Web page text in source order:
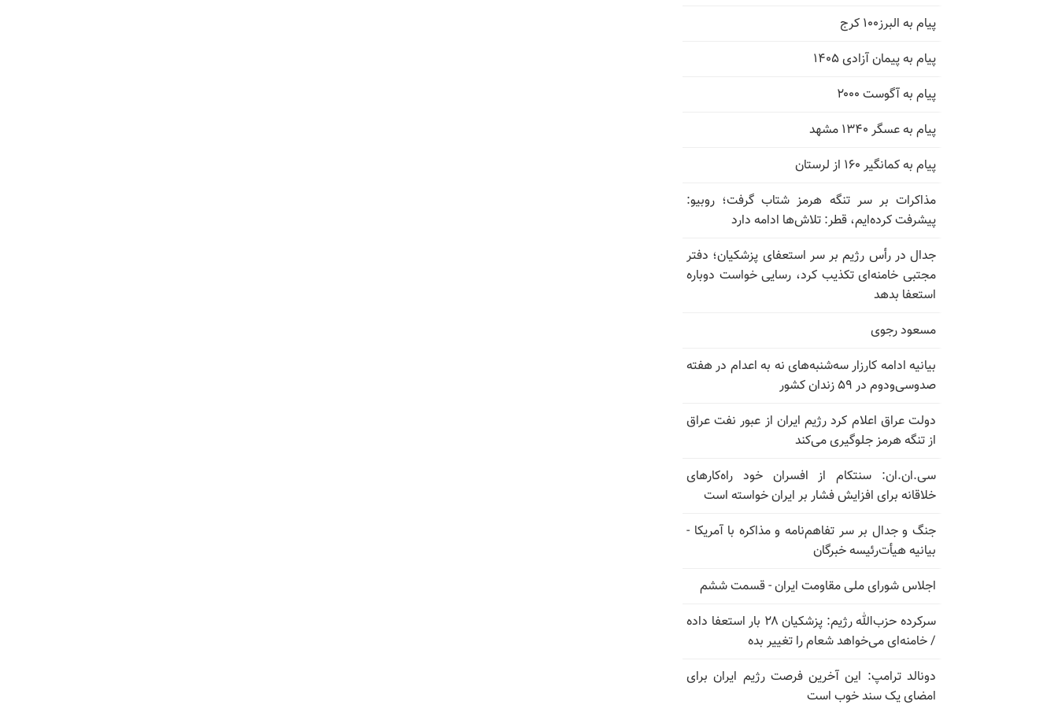
پیام به البرز۱۰۰ کرج
پیام به پیمان آزادی ۱۴۰۵
پیام به آگوست ۲۰۰۰
پیام به عسگر ۱۳۴۰ مشهد
پیام به کمانگیر ۱۶۰ از لرستان
مذاکرات بر سر تنگه هرمز شتاب گرفت؛ روبیو:
پیشرفت کرده‌ایم، قطر: تلاش‌ها ادامه دارد
جدال در رأس رژیم بر سر استعفای پزشکیان؛ دفتر
مجتبی خامنه‌ای تکذیب کرد، رسایی خواست دوباره
استعفا بدهد
مسعود رجوی
بیانیه ادامه کارزار سه‌شنبه‌های نه به اعدام در هفته
صدوسی‌و‌دوم در ۵۹ زندان کشور
دولت عراق اعلام کرد رژیم ایران از عبور نفت عراق
از تنگه هرمز جلوگیری می‌کند
سی.ان.ان: سنتکام از افسران خود راه‌کارهای
خلاقانه برای افزایش فشار بر ایران خواسته است
جنگ و جدال بر سر تفاهم‌نامه و مذاکره با آمریکا -
بیانیه هیأت‌رئیسه خبرگان
اجلاس شورای ملی مقاومت ایران - قسمت ششم
سرکرده حزب‌الله رژیم: پزشکیان ۲۸ بار استعفا داده
/ خامنه‌ای می‌خواهد شعام را تغییر بده
دونالد ترامپ: این آخرین فرصت رژیم ایران برای
امضای یک سند خوب است